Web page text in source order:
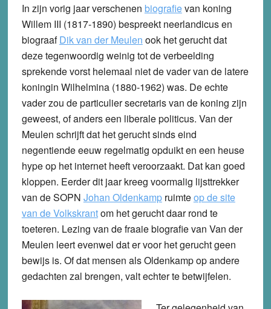
In zijn vorig jaar verschenen biografievan koning
Willem III (1817-1890) bespreekt neerlandicus en
biograafDik van der Meulen ook het gerucht dat
deze tegenwoordig weinig tot de verbeelding
sprekende vorst helemaal niet de vader van de latere
koningin Wilhelmina (1880-1962) was. De echte
vader zou de particulier secretaris van de koning zijn
geweest, of anders een liberale politicus. Van der
Meulen schrijft dat het gerucht sinds eind
negentiende eeuw regelmatig opduikt en een heuse
hype op het internet heeft veroorzaakt. Dat kan goed
kloppen. Eerder dit jaar kreeg voormalig lijsttrekker
van de SOPN Johan Oldenkampruimteop de site
van de Volkskrantom het gerucht daar rond te
toeteren. Lezing van de fraaie biografie van Van der
Meulen leert evenwel dat er voor het gerucht geen
bewijs is. Of dat mensen als Oldenkamp op andere
gedachten zal brengen, valt echter te betwijfelen.